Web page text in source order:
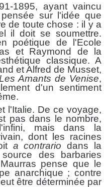
1895, ayant vaincu
sur l'idée que
de toute chose : il y a
il doit se soumettre.
poétique de l'Ecole
et Raymond de la
classique. A
et Alfred de Musset,
Amants de Venise,
d'un sentiment
l'Italie. De ce voyage,
pas dans le nombre,
mais dans la
dont les racines
a contrario dans la
des barbaries
pense que le
anarchique ; contre
être déterminée par